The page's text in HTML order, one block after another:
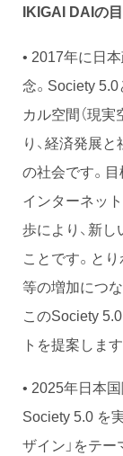
IKIGAI DAIの
• 2017年に日
念。Society 5.0
カル空間（現
り、経済発展
の社会です。
インターネッ
歩により、新
ことです。と
等の増加につ
このSociety
トを提案します
• 2025年日本国
Society 5.0 を
ザイン」をテ